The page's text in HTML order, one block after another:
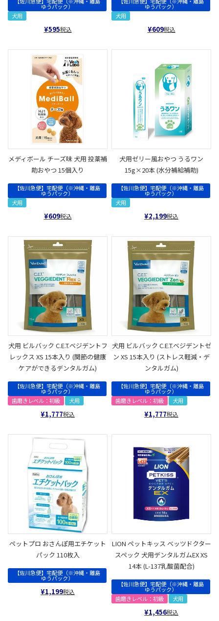
ゆうパック）
犬用
¥595税込
ゆうパック）
犬用
¥609税込
メディボール チーズ味 犬用 投薬補
助おやつ 15個入り
【佐川急便】宅配便（※沖縄・離島
ゆうパック）
犬用
¥609税込
犬用ゼリー風おやつ うるワン
15g×20本 (水分補給補助)
【佐川急便】宅配便（※沖縄・離島
ゆうパック）
犬用
¥2,199税込
犬用 ビルバック C.E.T.ベジデントフ
レックス XS 15本入り (関節の健康
ケアができるデンタルガム)
【佐川急便】宅配便（※沖縄・離島
ゆうパック）
歯磨きレベル：初級
犬用
¥1,777税込
犬用 ビルバック C.E.T.ベジデントゼ
ン XS 15本入り (ストレス軽減・デ
ンタルガム)
【佐川急便】宅配便（※沖縄・離島
ゆうパック）
歯磨きレベル：初級
犬用
¥1,777税込
ペットプロ おさんぽ用エチケット
パック 110枚入
【佐川急便】宅配便（※沖縄・離島
ゆうパック）
¥1,199税込
LION ペットキッス ベッツドクター
スペック 犬用デンタルガムEX XS
14本 (L-137乳酸菌配合)
【佐川急便】宅配便（※沖縄・離島
ゆうパック）
歯磨きレベル：初級
犬用
¥1,456税込